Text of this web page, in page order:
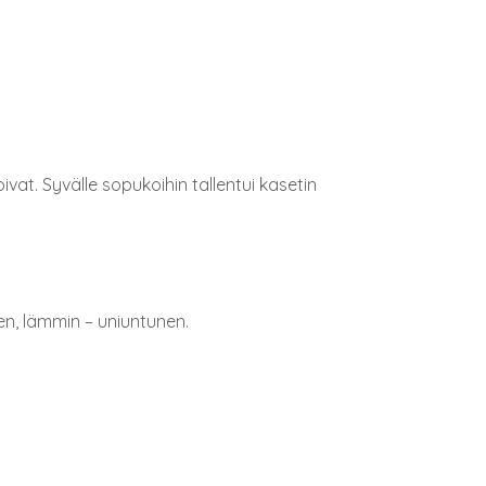
Syvälle sopukoihin tallentui kasetin
lämmin – uniuntunen.